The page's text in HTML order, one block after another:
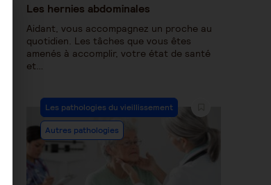
Les hernies abdominales
Aidant, vous accompagnez un proche au
quotidien. Les tâches que vous êtes
amenés à accomplir, votre état de santé
et…
Les pathologies du vieillissement
Autres pathologies